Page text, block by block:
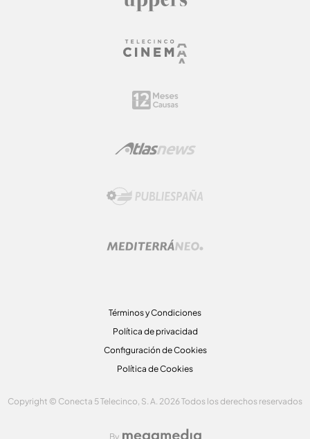
Términos y Condiciones
Política de privacidad
Configuración de Cookies
Política de Cookies
Copyright © Conecta 5 Telecinco, S. A. 2026 Todos los derechos reservados
By